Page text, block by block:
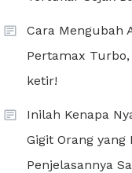
Cara Mengubah
Pertamax
ketir!
Inilah Kenapa
Gigit Orang yang
Penjelasannya